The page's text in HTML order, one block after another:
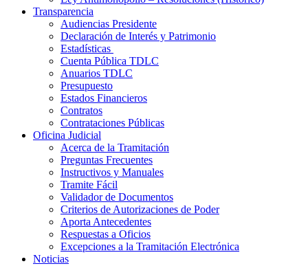
Transparencia
Audiencias Presidente
Declaración de Interés y Patrimonio
Estadísticas
Cuenta Pública TDLC
Anuarios TDLC
Presupuesto
Estados Financieros
Contratos
Contrataciones Públicas
Oficina Judicial
Acerca de la Tramitación
Preguntas Frecuentes
Instructivos y Manuales
Tramite Fácil
Validador de Documentos
Criterios de Autorizaciones de Poder
Aporta Antecedentes
Respuestas a Oficios
Excepciones a la Tramitación Electrónica
Noticias